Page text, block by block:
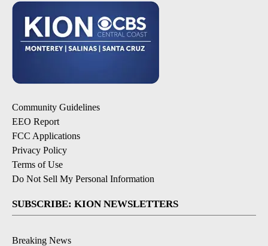
Community Guidelines
EEO Report
FCC Applications
Privacy Policy
Terms of Use
Do Not Sell My Personal Information
SUBSCRIBE: KION NEWSLETTERS
Breaking News